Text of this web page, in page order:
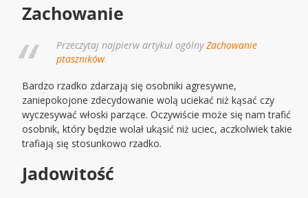
Zachowanie
Przeczytaj najpierw artykuł ogólnyZachowanie
ptaszników.
Bardzo rzadko zdarzają się osobniki agresywne,
zaniepokojone zdecydowanie wolą uciekać niż kąsać czy
wyczesywać włoski parzące. Oczywiście może się nam trafić
osobnik, który będzie wolał ukąsić niż uciec, aczkolwiek takie
trafiają się stosunkowo rzadko.
Jadowitość